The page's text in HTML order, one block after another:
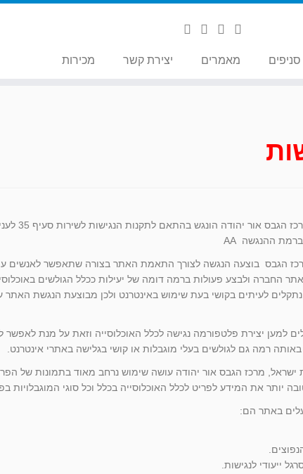
סניפים מאמרים יצירת קשר מכירות
אתר
הגבס בוצעה הנגשה לצורך התאמת האתר בצורה שתאפשר לאנשים עם
החברה ולבצע פעולות ברמה דומה של יעילות ככלל הגולשים
מהאוכלוסייה נתקלים לעיתים בקושי בעת שימוש באינטרנט ולכן מבוצעת
למען יצירת פלטפורמה נגישה לכלל האוכלוסייה וזאת על מנת
רמה גם לגולשים בעלי מוגבלות או קושי בגלישה באתרי אינטרנט.
מרכז הגבס אור יהודה עושה שימוש נרחב מאוד בתמונות של
באתר הם:
ייעודי לנגישות.